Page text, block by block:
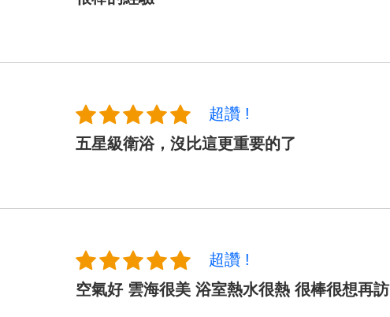
超讚 !
五星級衛浴，沒比這更重要的了
超讚 !
空氣好 雲海很美 浴室熱水很熱 很棒很想再訪